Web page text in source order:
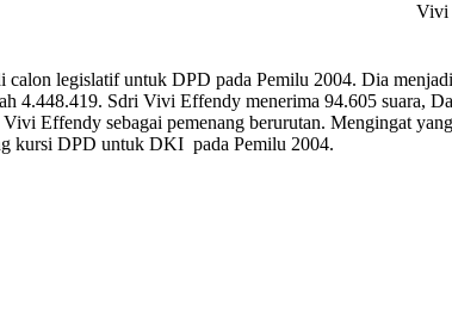
Vivi
legislatif untuk DPD pada Pemilu 2004. Dia
4.448.419. Sdri Vivi Effendy menerima 94.605 suara,
Effendy sebagai pemenang berurutan. Mengingat
kursi DPD untuk DKI pada Pemilu 2004.